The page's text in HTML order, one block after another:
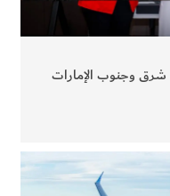
وجنوب الإمارات